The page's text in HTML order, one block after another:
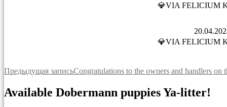
💎VIA FELICIUM
💎VIA FELICIUM
Навигация
по
записям
Предыдущая записьCongratulations to the owners and handlers on
Available Dobermann puppies Ya-litter!